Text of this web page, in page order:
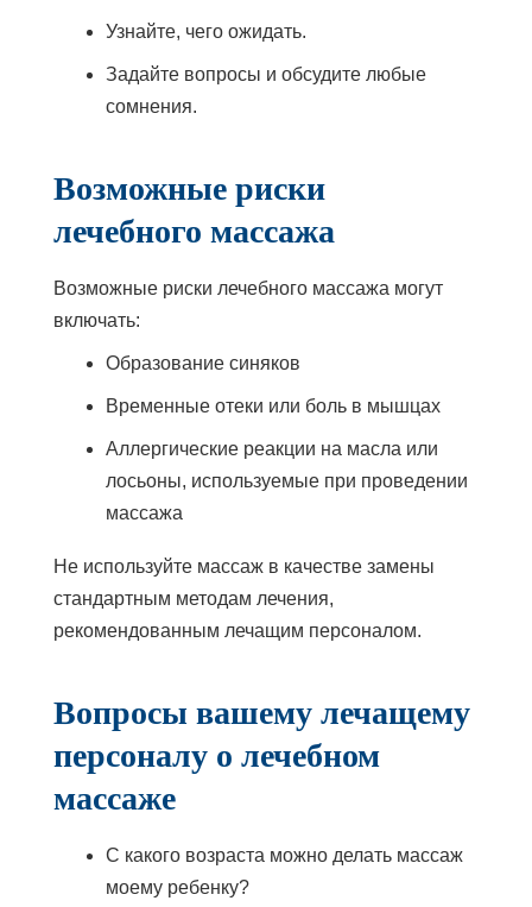
Узнайте, чего ожидать.
Задайте вопросы и обсудите любые
сомнения.
Возможные риски
лечебного массажа
Возможные риски лечебного массажа могут
включать:
Образование синяков
Временные отеки или боль в мышцах
Аллергические реакции на масла или
лосьоны, используемые при проведении
массажа
Не используйте массаж в качестве замены
стандартным методам лечения,
рекомендованным лечащим персоналом.
Вопросы вашему лечащему
персоналу о лечебном
массаже
С какого возраста можно делать массаж
моему ребенку?